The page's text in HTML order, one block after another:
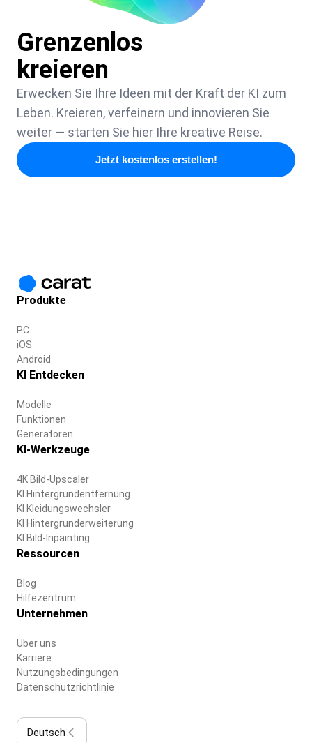
Grenzenlos
kreieren
Erwecken Sie Ihre Ideen mit der Kraft der KI zum
Leben. Kreieren, verfeinern und innovieren Sie
weiter — starten Sie hier Ihre kreative Reise.
Jetzt kostenlos erstellen!
Produkte
PC
iOS
Android
KI Entdecken
Modelle
Funktionen
Generatoren
KI-Werkzeuge
4K Bild-Upscaler
KI Hintergrundentfernung
KI Kleidungswechsler
KI Hintergrunderweiterung
KI Bild-Inpainting
Ressourcen
Blog
Hilfezentrum
Unternehmen
Über uns
Karriere
Nutzungsbedingungen
Datenschutzrichtlinie
Deutsch